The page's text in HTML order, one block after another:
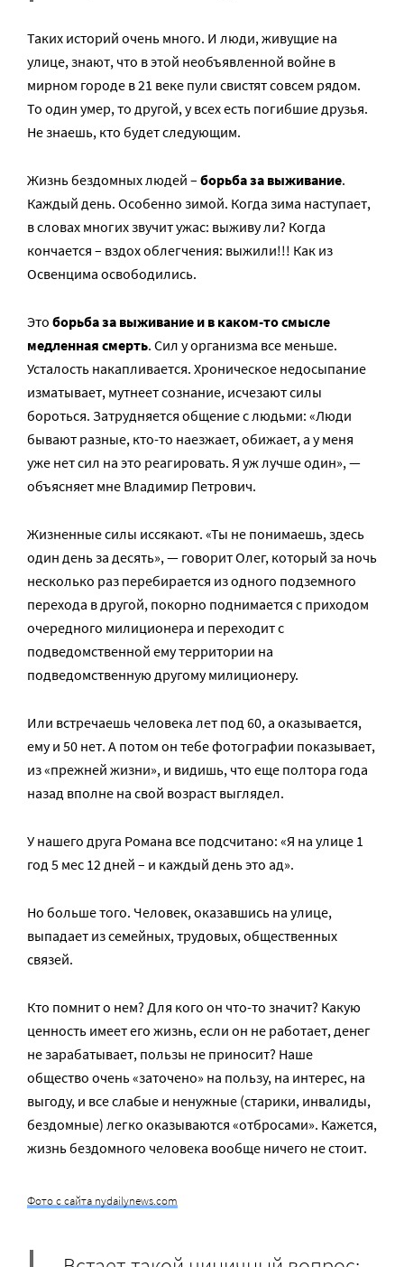
Таких историй очень много. И люди, живущие на
улице, знают, что в этой необъявленной войне в
мирном городе в 21 веке пули свистят совсем рядом.
То один умер, то другой, у всех есть погибшие друзья.
Не знаешь, кто будет следующим.
Жизнь бездомных людей – борьба за выживание.
Каждый день. Особенно зимой. Когда зима наступает,
в словах многих звучит ужас: выживу ли? Когда
кончается – вздох облегчения: выжили!!! Как из
Освенцима освободились.
Это борьба за выживание и в каком-то смысле
медленная смерть. Сил у организма все меньше.
Усталость накапливается. Хроническое недосыпание
изматывает, мутнеет сознание, исчезают силы
бороться. Затрудняется общение с людьми: «Люди
бывают разные, кто-то наезжает, обижает, а у меня
уже нет сил на это реагировать. Я уж лучше один», —
объясняет мне Владимир Петрович.
Жизненные силы иссякают. «Ты не понимаешь, здесь
один день за десять», — говорит Олег, который за ночь
несколько раз перебирается из одного подземного
перехода в другой, покорно поднимается с приходом
очередного милиционера и переходит с
подведомственной ему территории на
подведомственную другому милиционеру.
Или встречаешь человека лет под 60, а оказывается,
ему и 50 нет. А потом он тебе фотографии показывает,
из «прежней жизни», и видишь, что еще полтора года
назад вполне на свой возраст выглядел.
У нашего друга Романа все подсчитано: «Я на улице 1
год 5 мес 12 дней – и каждый день это ад».
Но больше того. Человек, оказавшись на улице,
выпадает из семейных, трудовых, общественных
связей.
Кто помнит о нем? Для кого он что-то значит? Какую
ценность имеет его жизнь, если он не работает, денег
не зарабатывает, пользы не приносит? Наше
общество очень «заточено» на пользу, на интерес, на
выгоду, и все слабые и ненужные (старики, инвалиды,
бездомные) легко оказываются «отбросами». Кажется,
жизнь бездомного человека вообще ничего не стоит.
Фото с сайта nydailynews.com